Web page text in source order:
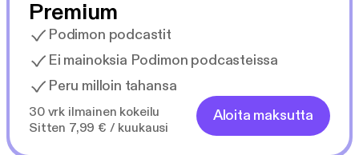
Premium
Podimon podcastit
Ei mainoksia Podimon podcasteissa
Peru milloin tahansa
30 vrk ilmainen kokeilu
Sitten 7,99 € / kuukausi
Aloita maksutta